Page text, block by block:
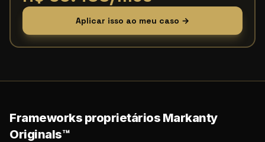
Aplicar isso ao meu caso →
Frameworks proprietários Markanty
Originals™